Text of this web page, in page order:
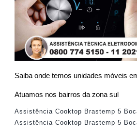
Saiba onde temos unidades móveis
Atuamos nos bairros da zona sul
Assistência Cooktop Brastemp 5
Assistência Cooktop Brastemp 5